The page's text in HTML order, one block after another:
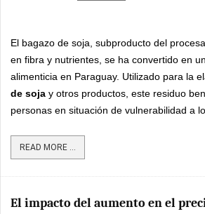
El bagazo de soja, subproducto del
en fibra y nutrientes, se ha convertido en
alimenticia en Paraguay. Utilizado para la
de soja y otros productos, este residuo
personas en situación de vulnerabilidad a
READ MORE ...
El impacto del aumento en el